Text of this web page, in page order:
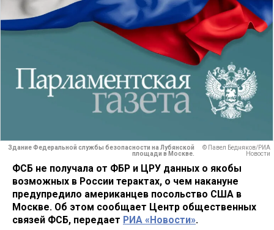
Здание Федеральной службы безопасности на Лубянской
площади в Москве.
© Павел Бедняков/РИА
Новости
ФСБ не получала от ФБР и ЦРУ данных о якобы
возможных в России терактах, о чем накануне
предупредило американцев посольство США в
Москве. Об этом сообщает Центр общественных
связей ФСБ, передает РИА «Новости».